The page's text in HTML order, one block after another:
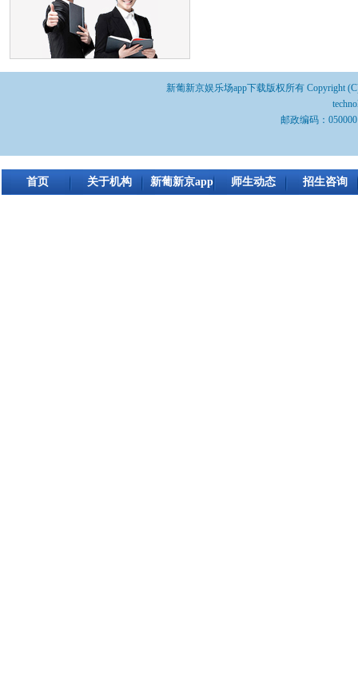
新葡新京娱乐场app下载版权所有 Copyright (C)
邮政编码：
首页 关于机构 新葡新京app 师生动态 招生咨询